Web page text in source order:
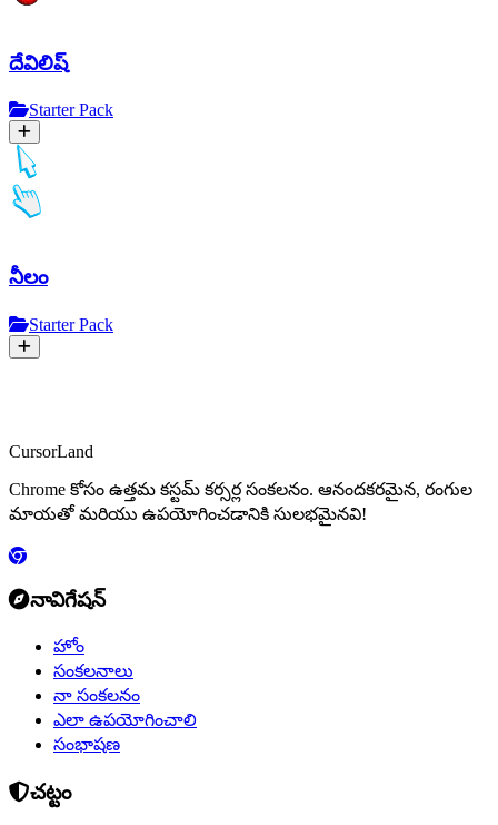
దేవిలిష్
Starter Pack
నీలం
Starter Pack
CursorLand
Chrome కోసం ఉత్తమ కస్టమ్ కర్సర్ల సంకలనం. ఆనందకరమైన, రంగుల
మాయతో మరియు ఉపయోగించడానికి సులభమైనవి!
నావిగేషన్
హోం
సంకలనాలు
నా సంకలనం
ఎలా ఉపయోగించాలి
సంభాషణ
చట్టం